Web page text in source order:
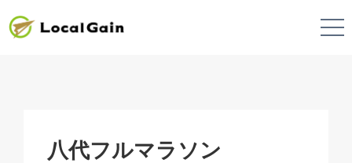
八代フルマラソン